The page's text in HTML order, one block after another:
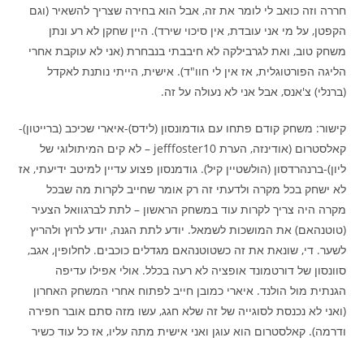
חררה וזה כואב לי לומר את זה, אבל הוא בחירה שצריך להשאיר (וגם
הקפטן, על מי אני עובדת, אין סיכוי שירד). היין שחקן לא רע ונתן
משחק טוב, ואת לגרבילקה לא חיבבתי בנבחרת (אני לא עוקבת אחרי
הליגה הפורטוגלית, אז אין לי חוו"ד). אישית, הייתי נותנת לאקדל
(ברנלי) צ'אנס, אבל אני לא נעולה על זה.
קישור: משחק קודם פתחו עם גודמונסון (לידס)-איארי שכיכב (ברייטון)-
קאלסטרום (אודינזה, הערת jefffoster10 – לא קים המיתולוגי של
ליון)-ברנהרדסון (הולשטיין קיל). גודמנסון פצוע עדיין למיטב ידיעתי, אז
לא ישחק בכל מקרה ולדעתי זה רק אומר שחייב לקרות מה שבכל
מקרה היה צריך לקרות עוד במשחק הראשון – לתת לברגוואל הצעיר
(טוטנהאם) את המושכות לשמאל. יודע לתת הגנה, יודע לרוץ ולהריץ
לשער. די, שונאת את זה כשטוטנהאם מגדלים כוכבים. לחלופין, אגב,
סוונסון של דורטמונד אופציה לא רעה בכלל. אולי אפילו עדיפה
הגנתית מול הולנד. איארי כמובן חייב לפתוח אחרי המשחק האחרון
(ואני לא נכנסת לסוגייה של זה שלא חגג, עשו מזה סתם אובר חפירה
ודרמה). קאלסטרום הוא עוגן ואני אישית מתה עליו, אז כל עוד כשיר